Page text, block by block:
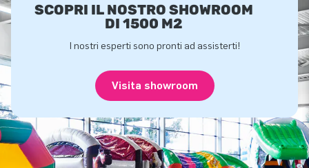
SCOPRI IL NOSTRO SHOWROOM
DI 1500 M2
I nostri esperti sono pronti ad assisterti!
Visita showroom